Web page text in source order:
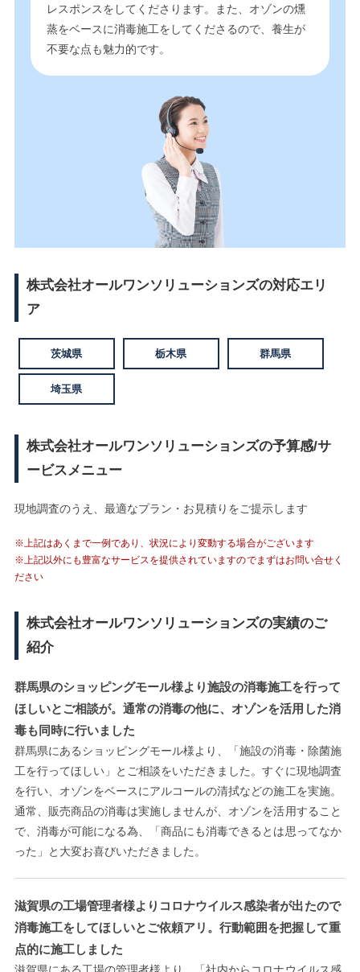
レスポンスをしてくださります。また、オゾンの燻
蒸をベースに消毒施工をしてくださるので、養生が
不要な点も魅力的です。
株式会社オールワンソリューションズの対応エリ
ア
茨城県 栃木県 群馬県
埼玉県
株式会社オールワンソリューションズの予算感/サ
ービスメニュー
現地調査のうえ、最適なプラン・お見積りをご提示します
※上記はあくまで一例であり、状況により変動する場合がございます
※上記以外にも豊富なサービスを提供されていますのでまずはお問い合せく
ださい
株式会社オールワンソリューションズの実績のご
紹介
群馬県のショッピングモール様より施設の消毒施工を行って
ほしいとご相談が。通常の消毒の他に、オゾンを活用した消
毒も同時に行いました
群馬県にあるショッピングモール様より、「施設の消毒・除菌施
工を行ってほしい」とご相談をいただきました。すぐに現地調査
を行い、オゾンをベースにアルコールの清拭などの施工を実施。
通常、販売商品の消毒は実施しませんが、オゾンを活用すること
で、消毒が可能になる為、「商品にも消毒できるとは思ってなか
った」と大変お喜びいただきました。
滋賀県の工場管理者様よりコロナウイルス感染者が出たので
消毒施工をしてほしいとご依頼アリ。行動範囲を把握して重
点的に施工しました